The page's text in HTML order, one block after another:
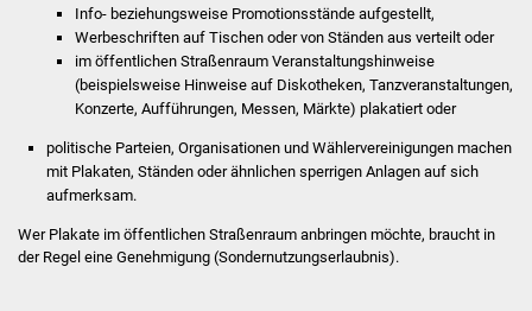
Jubiläumsjahr 2021
Partnerstädte
Projekte
Info- beziehungsweise Promotionsstände aufgestellt,
Werbeschriften auf Tischen oder von Ständen aus verteilt oder
im öffentlichen Straßenraum Veranstaltungshinweise
(beispielsweise Hinweise auf Diskotheken, Tanzveranstaltungen,
Konzerte, Aufführungen, Messen, Märkte) plakatiert oder
politische Parteien, Organisationen und Wählervereinigungen machen
mit Plakaten, Ständen oder ähnlichen sperrigen Anlagen auf sich
aufmerksam.
Wer Plakate im öffentlichen Straßenraum anbringen möchte, braucht in
der Regel eine Genehmigung (Sondernutzungserlaubnis).